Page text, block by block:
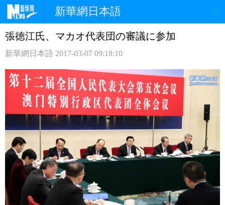
新華網日本語
ホームページ 政治
観光 評論 写真
中日対訳
張徳江氏、マカオ代表団の審議に参加
新華網日本語 2017-03-07 09:18:10